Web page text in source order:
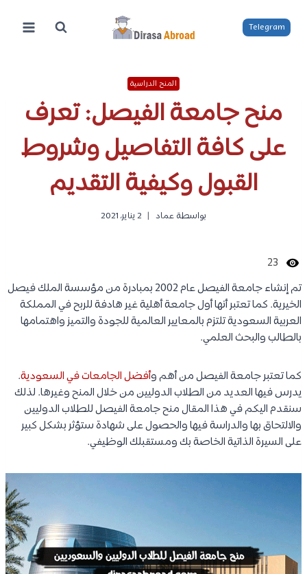
المحتوى
Telegram
المنح الدراسية
منح جامعة الفيصل: تعرف
على كافة التفاصيل وشروط
القبول وكيفية التقديم
بواسطة عماد 2 يناير، 2021
23
تم إنشاء جامعة الفيصل عام 2002 بمبادرة من مؤسسة الملك فيصل
الخيرية. كما تعتبر أنها أول جامعة أهلية غير هادفة للربح في المملكة
العربية السعودية تلتزم بالمعايير العالمية للجودة والتميز واهتمامها
بالطالب والبحث العلمي.
كما تعتبر جامعة الفيصل من أهم وأفضل الجامعات في السعودية.
يدرس فيها العديد من الطلاب الدوليين من خلال المنح وغيرها. لذلك
سنقدم اليكم في هذا المقال منح جامعة الفيصل للطلاب الدوليين
والالتحاق بها والدراسة فيها والحصول على شهادة ستؤثر بشكل كبير
على السيرة الذاتية الخاصة بك ومستقبلك الوظيفي.